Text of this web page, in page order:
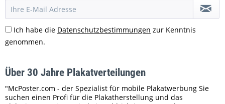
Ich habe die Datenschutzbestimmungen zur Kenntnis
genommen.
Über 30 Jahre Plakatverteilungen
"McPoster.com - der Spezialist für mobile Plakatwerbung Sie
suchen einen Profi für die Plakatherstellung und das